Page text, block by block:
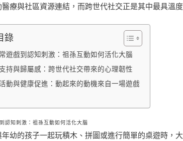
療與社區資源連結，而跨世代社交正是其中最具溫
錄
遊戲到認知刺激：祖孫互動如何活化大腦
持與歸屬感：跨世代社交帶來的心理韌性
動與健康促進：動起來的動機來自一場遊戲
認知刺激：祖孫互動如何活化大腦
幼的孩子一起玩積木、拼圖或進行簡單的桌遊時，